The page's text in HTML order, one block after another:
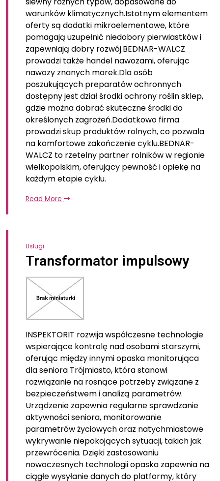
warunków klimatycznych.Istotnym elementem
oferty są dodatki mikroelementowe, które
pomagają uzupełnić niedobory pierwiastków i
zapewniają dobry rozwój.BEDNAR-WALCZ
prowadzi także handel nawozami, oferując
nawozy znanych marek.Dla osób
poszukujących preparatów ochronnych
dostępny jest dział środki ochrony roślin sklep,
gdzie można dobrać skuteczne środki do
określonych zagrożeń.Dodatkowo firma
prowadzi skup produktów rolnych, co pozwala
na komfortowe zakończenie cyklu.BEDNAR-
WALCZ to rzetelny partner rolników w regionie
wielkopolskim, oferujący pewność i opiekę na
każdym etapie cyklu.
Read More
Usługi
Transformator impulsowy
INSPEKTORIT rozwija współczesne technologie
wspierające kontrolę nad osobami starszymi,
oferując między innymi opaska monitorująca
dla seniora Trójmiasto, która stanowi
rozwiązanie na rosnące potrzeby związane z
bezpieczeństwem i analizą parametrów.
Urządzenie zapewnia regularne sprawdzanie
aktywności seniora, monitorowanie
parametrów życiowych oraz natychmiastowe
wykrywanie niepokojących sytuacji, takich jak
przewrócenia. Dzięki zastosowaniu
nowoczesnych technologii opaska zapewnia na
ciągłe wysyłanie danych do platformy, który